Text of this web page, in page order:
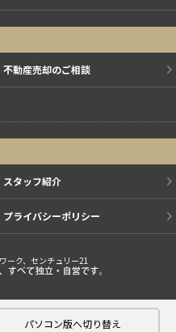
不動産売却のご相談
スタッフ紹介
プライバシーポリシー
ーク、センチュリー21
パソコン版へ切り替え